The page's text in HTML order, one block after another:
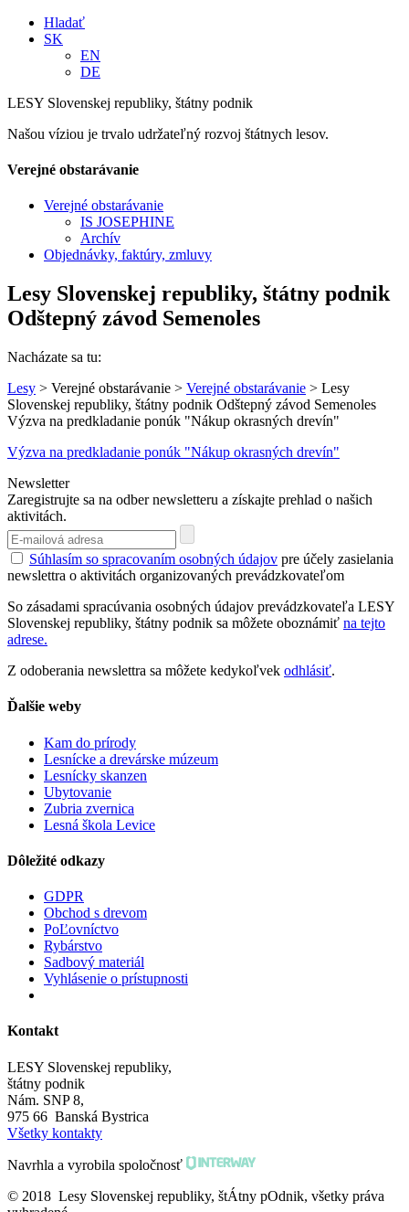
Hladať
SK
EN
DE
LESY Slovenskej republiky, štátny podnik
Našou víziou je trvalo udržateľný rozvoj štátnych lesov.
Verejné obstarávanie
Verejné obstarávanie
IS JOSEPHINE
Archív
Objednávky, faktúry, zmluvy
Lesy Slovenskej republiky, štátny podnik
Odštepný závod Semenoles
Nacházate sa tu:
Lesy > Verejné obstarávanie > Verejné obstarávanie > Lesy
Slovenskej republiky, štátny podnik Odštepný závod Semenoles
Výzva na predkladanie ponúk "Nákup okrasných drevín"
Výzva na predkladanie ponúk "Nákup okrasných drevín"
Newsletter
Zaregistrujte sa na odber newsletteru a získajte prehlad o našich
aktivitách.
Súhlasím so spracovaním osobných údajov pre účely zasielania
newslettra o aktivitách organizovaných prevádzkovateľom
So zásadami spracúvania osobných údajov prevádzkovateľa LESY
Slovenskej republiky, štátny podnik sa môžete oboznámiť na tejto
adrese.
Z odoberania newslettra sa môžete kedykoľvek odhlásiť.
Ďalšie weby
Kam do prírody
Lesnícke a drevárske múzeum
Lesnícky skanzen
Ubytovanie
Zubria zvernica
Lesná škola Levice
Dôležité odkazy
GDPR
Obchod s drevom
PoĽovníctvo
Rybárstvo
Sadbový materiál
Vyhlásenie o prístupnosti
Kontakt
LESY Slovenskej republiky,
štátny podnik
Nám. SNP 8,
975 66 Banská Bystrica
Všetky kontakty
Navrhla a vyrobila spoločnosť
© 2018 Lesy Slovenskej republiky, štÁtny pOdnik, všetky práva